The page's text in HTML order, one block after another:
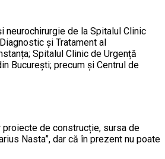
de la Spitalul Clinic
și Tratament al
Spitalul Clinic de Urgență
București; precum și Centrul de
de construcție, sursa de
Nasta”, dar că în prezent nu poate